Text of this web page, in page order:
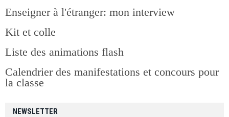
NEWSLETTER
Enseigner à l'étranger: mon interview
Kit et colle
Liste des animations flash
Calendrier des manifestations et concours pour
la classe